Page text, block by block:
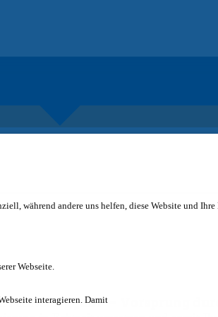
Fachvortrag„CDP – Vorsprung
während andere uns helfen, diese Website und Ihre
Webseite.
interagieren. Damit